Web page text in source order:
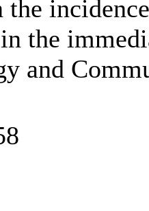
the
the
and